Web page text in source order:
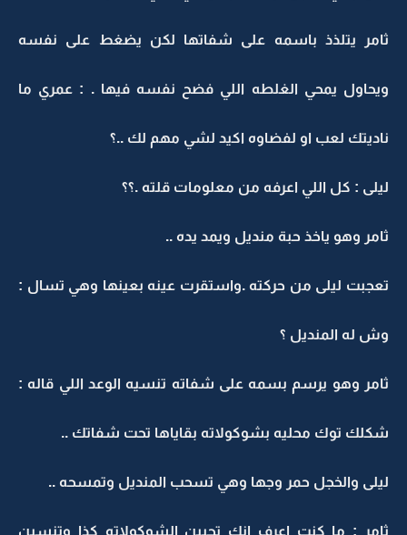
ثامر يتلذذ باسمه على شفاتها لكن يضغط على نفسه
ويحاول يمحي الغلطه اللي فضح نفسه فيها . : عمري ما
ناديتك لعب او لفضاوه اكيد لشي مهم لك ..؟
ليلى : كل اللي اعرفه من معلومات قلته .؟؟
ثامر وهو ياخذ حبة منديل ويمد يده ..
تعجبت ليلى من حركته .واستقرت عينه بعينها وهي تسال :
وش له المنديل ؟
ثامر وهو يرسم بسمه على شفاته تنسيه الوعد اللي قاله :
شكلك توك محليه بشوكولاته بقاياها تحت شفاتك ..
ليلى والخجل حمر وجها وهي تسحب المنديل وتمسحه ..
ثامر : ما كنت اعرف انك تحبين الشوكولاته كذا وتنسين